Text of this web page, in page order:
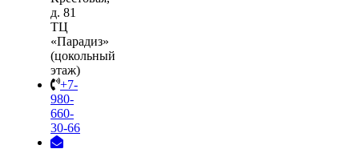
д. 81
ТЦ
«Парадиз»
(цокольный
этаж)
+7-
980-
660-
30-66